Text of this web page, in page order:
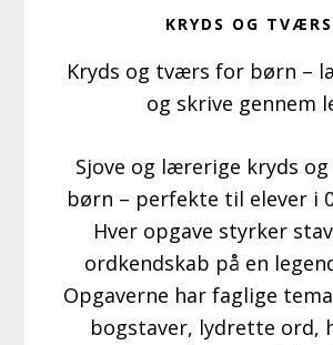
KRYDS OG TVÆRS
Kryds og tværs for børn –
og skrive gennem
Sjove og lærerige kryds
børn – perfekte til elever i
Hver opgave styrker
ordkendskab på en
Opgaverne har faglige
bogstaver, lydrette ord,